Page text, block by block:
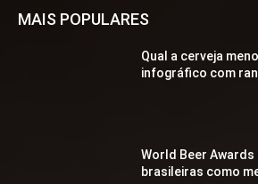
MAIS POPULARES
Qual a cerveja
infográfico com
World Beer Awards
brasileiras como